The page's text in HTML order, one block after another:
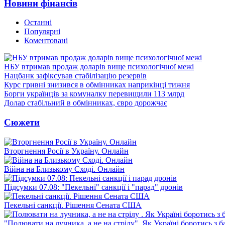
Новини фінансів
Останні
Популярні
Коментовані
НБУ втримав продаж доларів вище психологічної межі
Нацбанк зафіксував стабілізацію резервів
Курс гривні знизився в обмінниках наприкінці тижня
Борги українців за комуналку перевищили 113 млрд
Долар стабільний в обмінниках, євро дорожчає
Сюжети
Вторгнення Росії в Україну. Онлайн
Війна на Близькому Сході. Онлайн
Підсумки 07.08: "Пекельні" санкції і "парад" дронів
Пекельні санкції. Рішення Сената США
"Полювати на лучника, а не на стрілу". Як Україні боротись з